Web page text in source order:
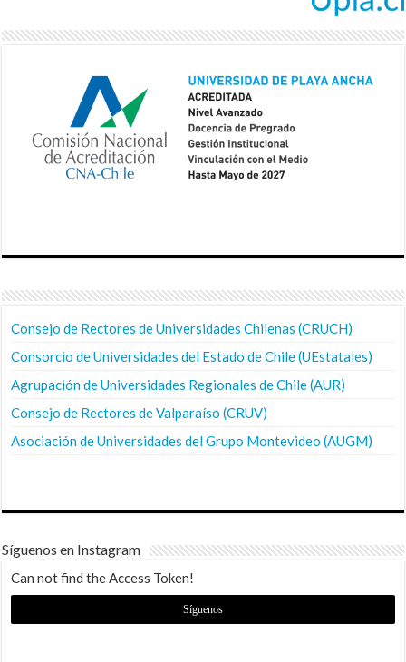
Consejo de Rectores de Universidades Chilenas (CRUCH)
Consorcio de Universidades del Estado de Chile (UEstatales)
Agrupación de Universidades Regionales de Chile (AUR)
Consejo de Rectores de Valparaíso (CRUV)
Asociación de Universidades del Grupo Montevideo (AUGM)
Síguenos en Instagram
Can not find the Access Token!
Síguenos